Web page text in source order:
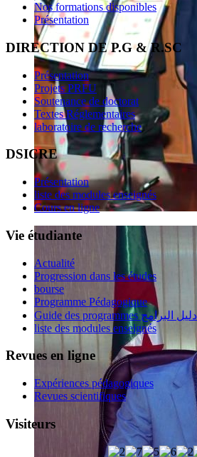
Nos formations disponibles
Présentation
DIRECTION DE P.G & R.SC
Présentation
Projets PRFU
Soutenance de doctorat
Textes Réglementaires
laboratoire de recherche
DSICRE
Présentation
liste des modules enseignés
Cours en ligne
Vie étudiante
Actualité
Progression dans les études
bourse
Programme Pédagogique
Guide des programmes دليل البرامج
liste des modules enseignés
Revues en ligne
Expériences pédagogiques
Revues scientifiques
Visiteurs